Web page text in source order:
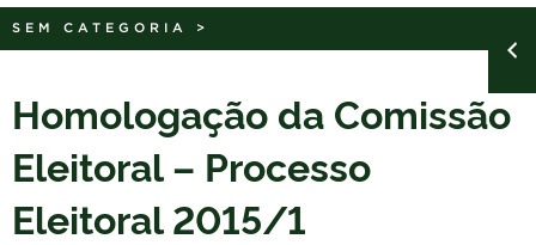
TELEFONES
SEM CATEGORIA >
Homologação da Comissão
Eleitoral – Processo
Eleitoral 2015/1